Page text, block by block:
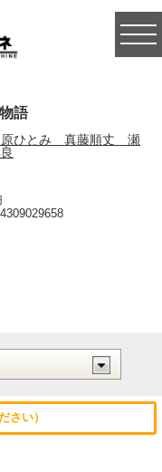
語
ひとみ 真藤順丈 瀬
さい）